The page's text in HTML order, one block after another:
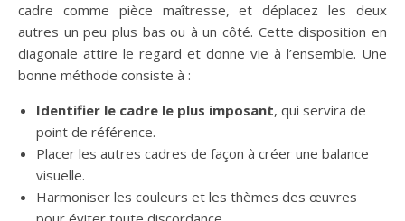
cadre comme pièce maîtresse, et déplacez les deux
autres un peu plus bas ou à un côté. Cette disposition en
diagonale attire le regard et donne vie à l’ensemble. Une
bonne méthode consiste à :
Identifier le cadre le plus imposant, qui servira de
point de référence.
Placer les autres cadres de façon à créer une balance
visuelle.
Harmoniser les couleurs et les thèmes des œuvres